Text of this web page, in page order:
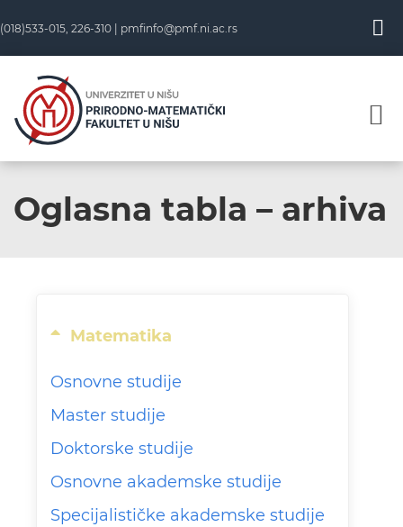
(018)533-015, 226-310 | pmfinfo@pmf.ni.ac.rs
Oglasna tabla – arhiva
Matematika
Osnovne studije
Master studije
Doktorske studije
Osnovne akademske studije
Specijalističke akademske studije